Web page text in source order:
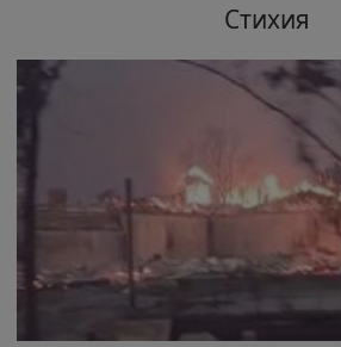
Стихия